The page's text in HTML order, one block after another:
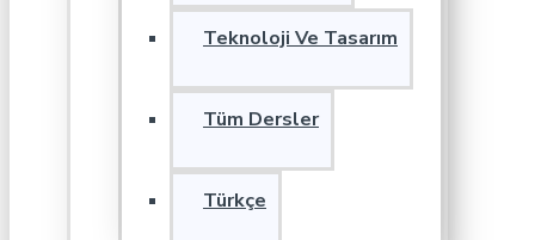
Teknoloji Ve Tasarım
Tüm Dersler
Türkçe